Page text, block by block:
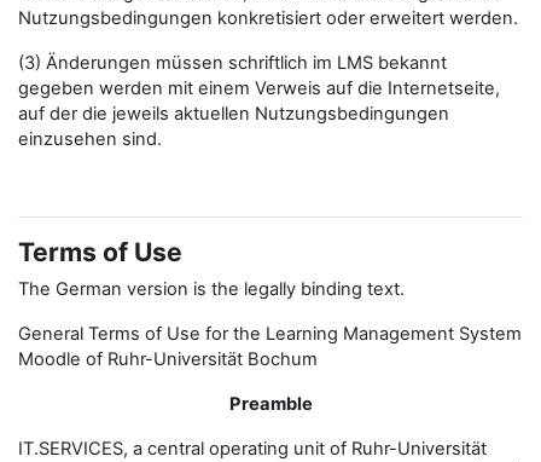
Nutzungsbedingungen konkretisiert oder erweitert werden.
(3) Änderungen müssen schriftlich im LMS bekannt
gegeben werden mit einem Verweis auf die Internetseite,
auf der die jeweils aktuellen Nutzungsbedingungen
einzusehen sind.
Terms of Use
The German version is the legally binding text.
General Terms of Use for the Learning Management System
Moodle of Ruhr-Universität Bochum
Preamble
IT.SERVICES, a central operating unit of Ruhr-Universität